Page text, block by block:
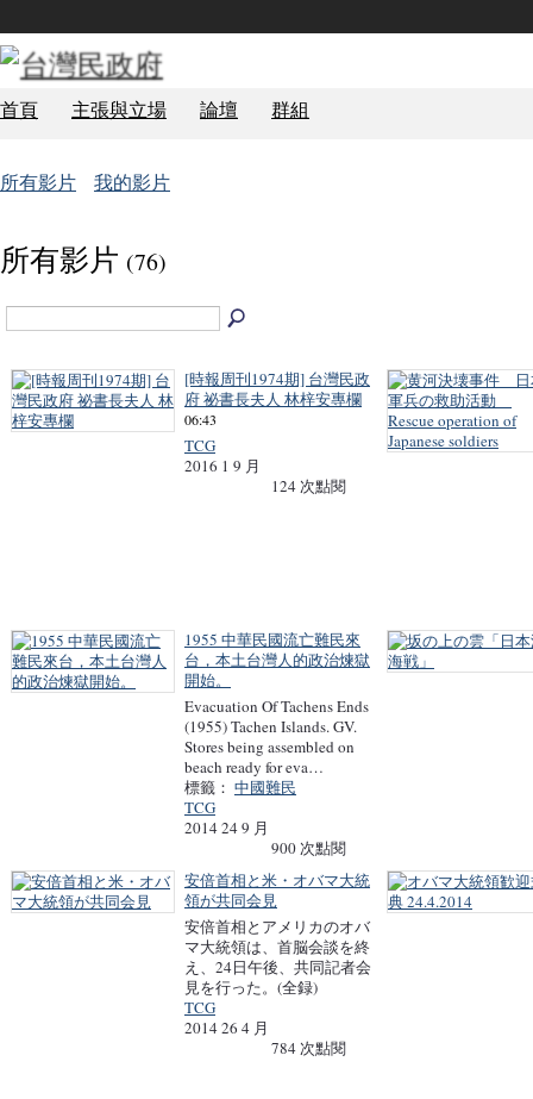
首頁 主張與立場 論壇 群組
所有影片 我的影片
所有影片 (76)
[時報周刊1974期] 台灣民政
府 祕書長夫人 林梓安專欄
06:43
TCG
2016 1 9 月
124 次點閱
1955 中華民國流亡難民來
台，本土台灣人的政治煉獄
開始。
Evacuation Of Tachens Ends
(1955) Tachen Islands. GV.
Stores being assembled on
beach ready for eva…
標籤： 中國難民
TCG
2014 24 9 月
900 次點閱
安倍首相と米・オバマ大統
領が共同会見
安倍首相とアメリカのオバ
マ大統領は、首脳会談を終
え、24日午後、共同記者会
見を行った。(全録)
TCG
2014 26 4 月
784 次點閱